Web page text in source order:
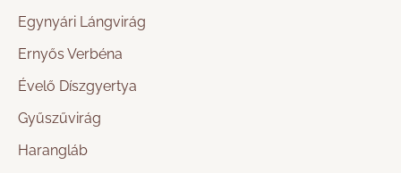
Egynyári Lángvirág
Ernyős Verbéna
Évelő Díszgyertya
Gyűszűvirág
Harangláb